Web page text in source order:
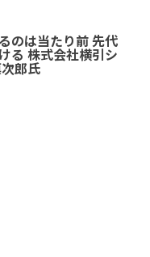
のは当たり前 先代
る 株式会社横引シ
郎氏